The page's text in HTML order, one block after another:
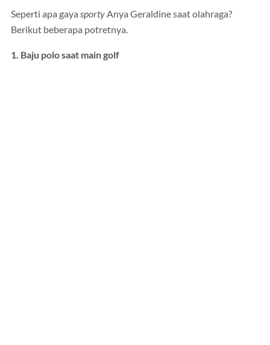
Seperti apa gaya sportyAnya Geraldine saat olahraga?
Berikut beberapa potretnya.
1. Baju polo saat main golf